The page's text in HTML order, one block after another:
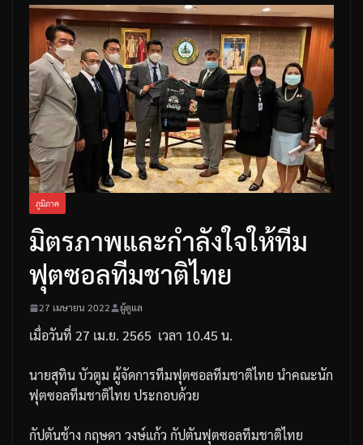
ภูมิภาค
มิตรภาพและกำลังใจให้ทีม
ฟุตซอลทีมชาติไทย
27 เมษายน 2022 ผู้ดูแล
เมื่อวันที่ 27 เม.ย. 2565 เวลา 10.45 น.
นายสุทินบัวตูม ผู้จัดการทีมฟุตซอลทีมชาติไทย นำคณะนัก
ฟุตซอลทีมชาติไทย ประกอบด้วย
กัปตันช้าง กฤษดา วงษ์แก้ว กัปตันฟุตซอลทีมชาติไทย